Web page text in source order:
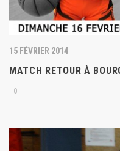
15 FÉVRIER 2014
MATCH RETOUR À
0